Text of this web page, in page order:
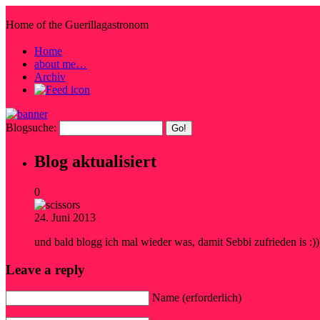
Home of the Guerillagastronom
Home
about me…
Archiv
Blogsuche:
Blog aktualisiert
0
24. Juni 2013
und bald blogg ich mal wieder was, damit Sebbi zufrieden is
Leave a reply
Name (erforderlich)